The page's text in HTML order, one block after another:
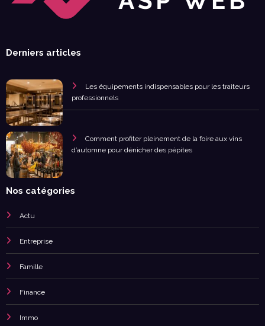
Derniers articles
Les équipements indispensables pour les traiteurs
professionnels
Comment profiter pleinement de la foire aux vins
d’automne pour dénicher des pépites
Nos catégories
Actu
Entreprise
Famille
Finance
Immo